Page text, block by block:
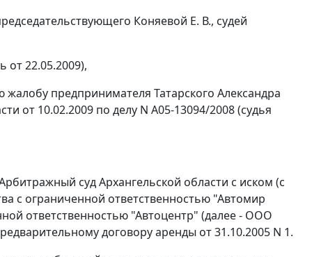
Коняевой Е. В., судей
22.05.2009),
предпринимателя Татарского Александра
от 10.02.2009 по делу N А05-13094/2008 (судья
суд Архангельской области с иском (с
с ограниченной ответственностью "Автомир
ответственностью "Автоцентр" (далее - ООО
договору аренды от 31.10.2005 N 1.